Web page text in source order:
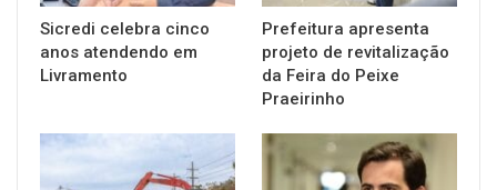
Sicredi celebra cinco
anos atendendo em
Livramento
Prefeitura apresenta
projeto de revitalização
da Feira do Peixe
Praeirinho